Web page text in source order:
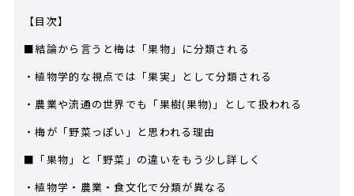
【目次】
■結論から言うと梅は「果物」に分類される
・植物学的な視点では「果実」として分類される
・農業や流通の世界でも「果樹(果物)」として扱われる
・梅が「野菜っぽい」と思われる理由
■「果物」と「野菜」の違いをもう少し詳しく
・植物学・農業・食文化で分類が異なる